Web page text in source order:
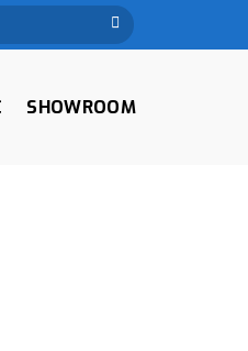
SHOWROOM